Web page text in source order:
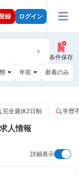
録 ログイン
条件保存
年収 新着のみ
完全週休2日制 学歴
人情報
詳細表示